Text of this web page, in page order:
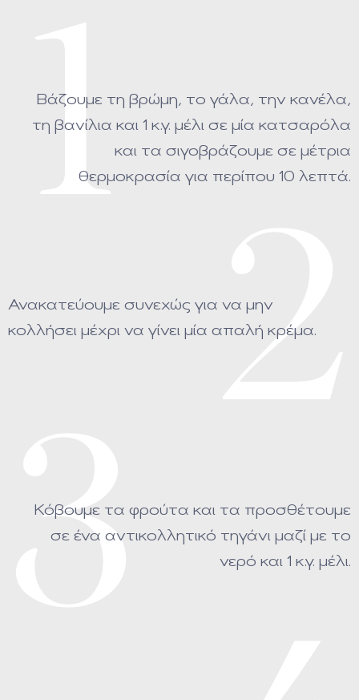
1
Βάζουμε τη βρώμη, το γάλα, την κανέλα,
τη βανίλια και 1 κ.γ. μέλι σε μία κατσαρόλα
και τα σιγοβράζουμε σε μέτρια
θερμοκρασία για περίπου 10 λεπτά.
2
Ανακατεύουμε συνεχώς για να μην
κολλήσει μέχρι να γίνει μία απαλή κρέμα.
3
Κόβουμε τα φρούτα και τα προσθέτουμε
σε ένα αντικολλητικό τηγάνι μαζί με το
νερό και 1 κ.γ. μέλι.